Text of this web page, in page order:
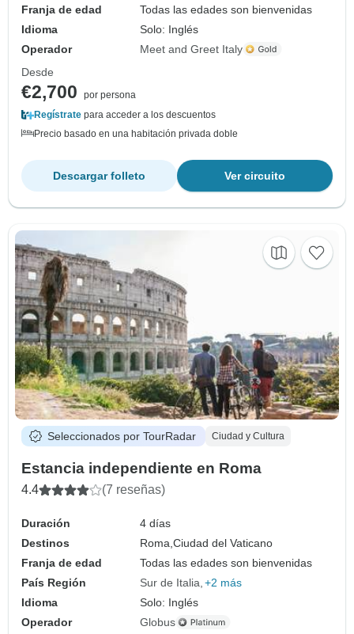
Franja de edad
Todas las edades son bienvenidas
Idioma
Solo: Inglés
Operador
Meet and Greet Italy
Desde
€2,700
por persona
Regístrate para acceder a los descuentos
Precio basado en una habitación privada doble
Ver circuito
Descargar folleto
Seleccionados por TourRadar Ciudad y Cultura
Estancia independiente en Roma
4.4 (7 reseñas)
Duración
4 días
Destinos
Roma,Ciudad del Vaticano
Franja de edad
Todas las edades son bienvenidas
País Región
Sur de Italia +2 más
Idioma
Solo: Inglés
Operador
Globus